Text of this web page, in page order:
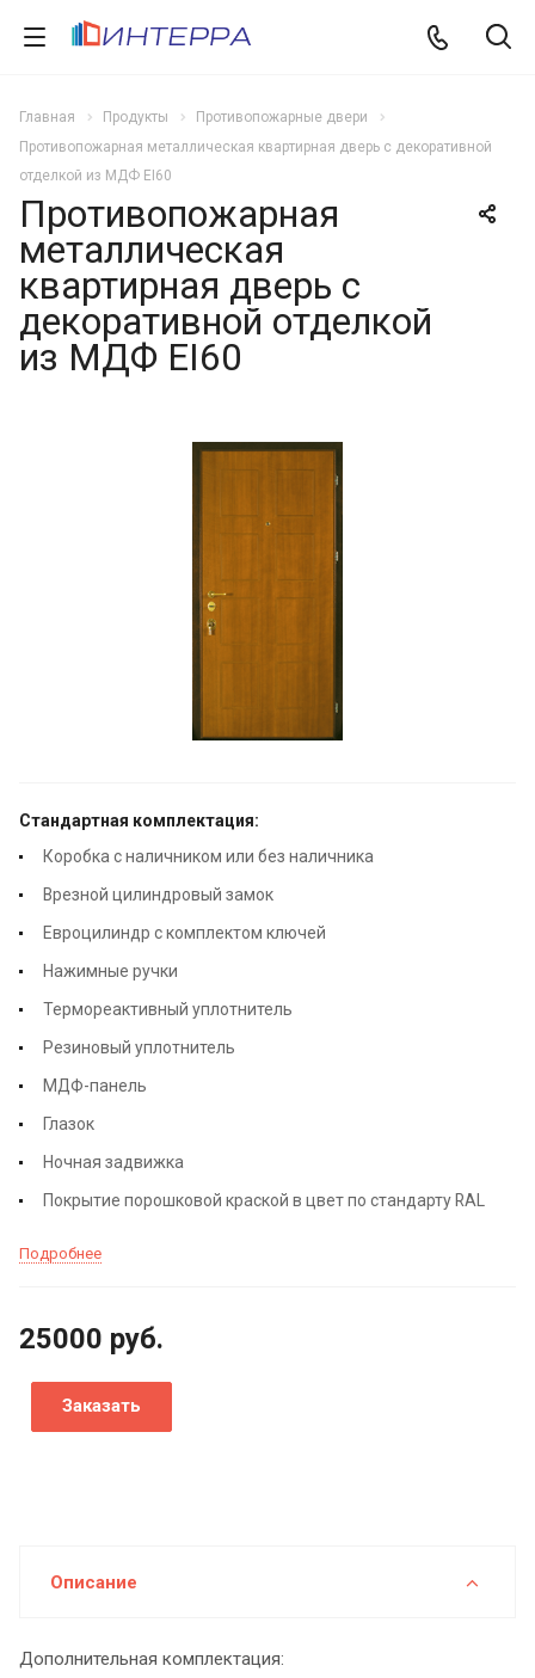
Главная Продукты
Противопожарные двери
Противопожарная металлическая квартирная дверь с декоративной
отделкой из МДФ EI60
Противопожарная
металлическая
квартирная дверь с
декоративной отделкой
из МДФ EI60
Стандартная комплектация:
Коробка с наличником или без наличника
Врезной цилиндровый замок
Евроцилиндр с комплектом ключей
Нажимные ручки
Термореактивный уплотнитель
Резиновый уплотнитель
МДФ-панель
Глазок
Ночная задвижка
Покрытие порошковой краской в цвет по стандарту RAL
Подробнее
25000 руб.
Заказать
Описание
Дополнительная комплектация: